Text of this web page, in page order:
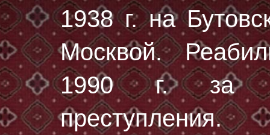
1938 г.на
Москвой.
1990 г. за
преступления.